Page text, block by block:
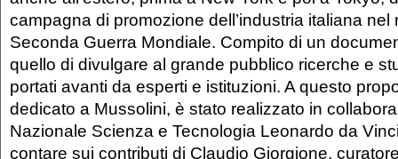
campagna di promozione dell’industria italiana nel
Seconda Guerra Mondiale. Compito di un
quello di divulgare al grande pubblico ricerche e
portati avanti da esperti e istituzioni. A questo
dedicato a Mussolini, è stato realizzato in
Nazionale Scienza e Tecnologia Leonardo da
contare sui contributi di Claudio Giorgione,